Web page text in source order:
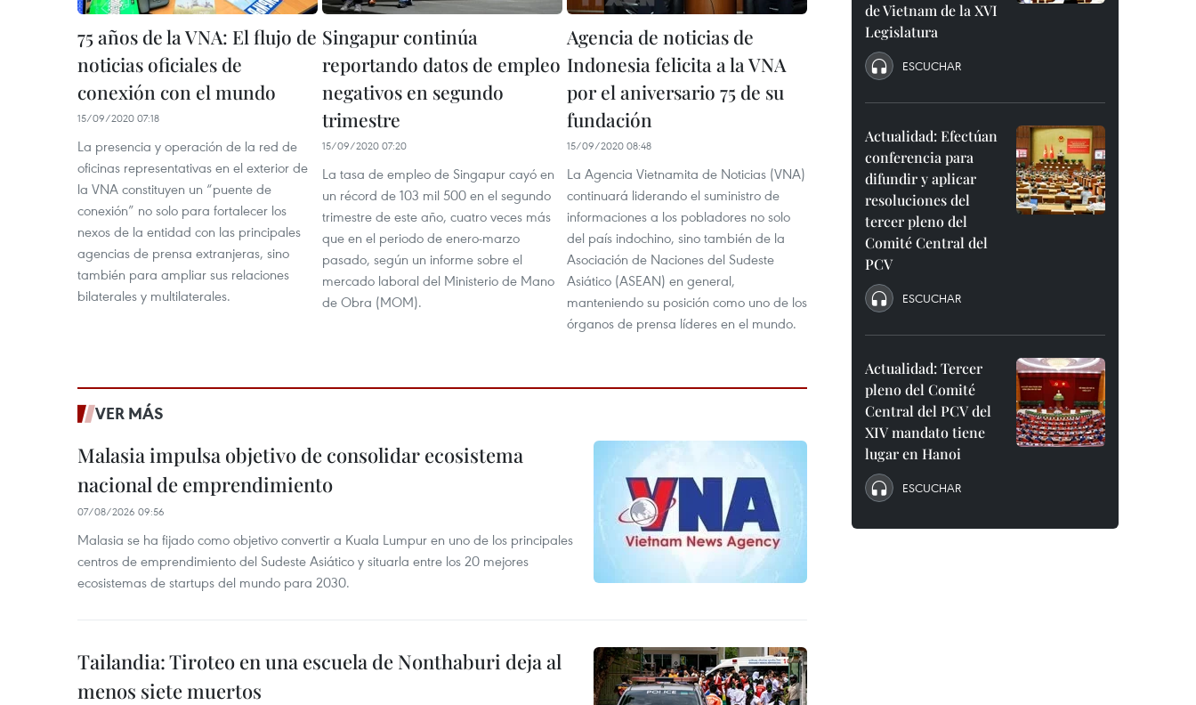
75 años de la VNA: El flujo de
noticias oficiales de
conexión con el mundo
15/09/2020 07:18
La presencia y operación de la red de
oficinas representativas en el exterior de
la VNA constituyen un “puente de
conexión” no solo para fortalecer los
nexos de la entidad con las principales
agencias de prensa extranjeras, sino
también para ampliar sus relaciones
bilaterales y multilaterales.
Singapur continúa
reportando datos de empleo
negativos en segundo
trimestre
15/09/2020 07:20
La tasa de empleo de Singapur cayó en
un récord de 103 mil 500 en el segundo
trimestre de este año, cuatro veces más
que en el periodo de enero-marzo
pasado, según un informe sobre el
mercado laboral del Ministerio de Mano
de Obra (MOM).
Agencia de noticias de
Indonesia felicita a la VNA
por el aniversario 75 de su
fundación
15/09/2020 08:48
La Agencia Vietnamita de Noticias (VNA)
continuará liderando el suministro de
informaciones a los pobladores no solo
del país indochino, sino también de la
Asociación de Naciones del Sudeste
Asiático (ASEAN) en general,
manteniendo su posición como uno de los
órganos de prensa líderes en el mundo.
VER MÁS
Malasia impulsa objetivo de consolidar ecosistema
nacional de emprendimiento
07/08/2026 09:56
Malasia se ha fijado como objetivo convertir a Kuala Lumpur en uno de los principales
centros de emprendimiento del Sudeste Asiático y situarla entre los 20 mejores
ecosistemas de startups del mundo para 2030.
Tailandia: Tiroteo en una escuela de Nonthaburi deja al
menos siete muertos
de Vietnam de la XVI
Legislatura
ESCUCHAR
Actualidad: Efectúan
conferencia para
difundir y aplicar
resoluciones del
tercer pleno del
Comité Central del
PCV
ESCUCHAR
Actualidad: Tercer
pleno del Comité
Central del PCV del
XIV mandato tiene
lugar en Hanoi
ESCUCHAR